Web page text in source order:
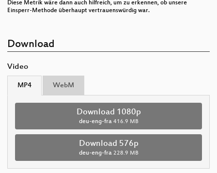
Diese Metrik wäre dann auch hilfreich, um zu erkennen, ob unsere
Einsperr-Methode überhaupt vertrauenswürdig war.
Download
Video
MP4 WebM
Download 1080p
deu-eng-fra 416.9 MB
Download 576p
deu-eng-fra 228.9 MB